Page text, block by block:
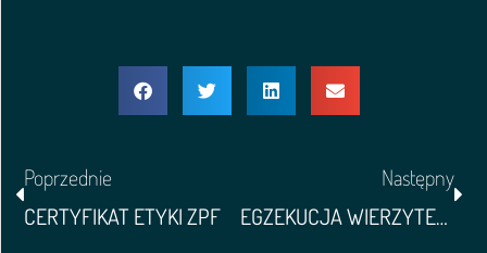
Poprzednie
CERTYFIKAT ETYKI ZPF
Następny
EGZEKUCJA WIERZYTELNOŚCI Z RACHUNKÓW BANKOWYCH